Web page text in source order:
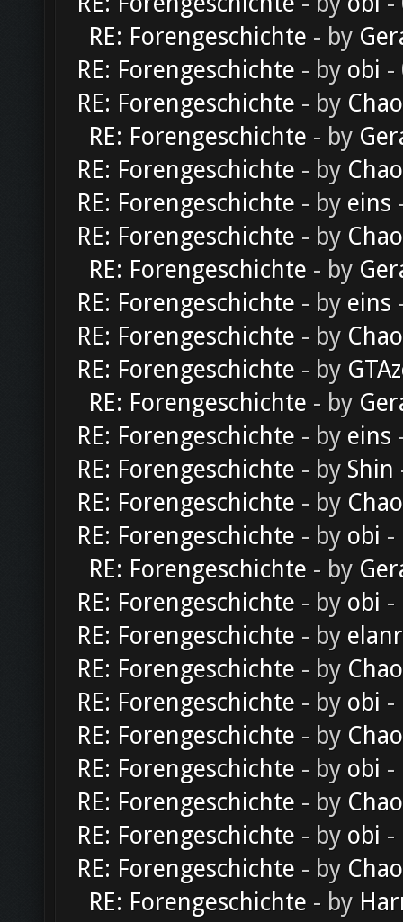
RE: Forengeschichte - by
RE: Forengeschichte - by obi -
RE: Forengeschichte - by
RE: Forengeschichte - by
RE: Forengeschichte - by
RE: Forengeschichte - by eins
RE: Forengeschichte - by
RE: Forengeschichte - by
RE: Forengeschichte - by eins
RE: Forengeschichte - by
RE: Forengeschichte - by
RE: Forengeschichte - by
RE: Forengeschichte - by eins
RE: Forengeschichte - by Shin
RE: Forengeschichte - by
RE: Forengeschichte - by obi -
RE: Forengeschichte - by
RE: Forengeschichte - by obi -
RE: Forengeschichte - by
RE: Forengeschichte - by
RE: Forengeschichte - by obi -
RE: Forengeschichte - by
RE: Forengeschichte - by obi -
RE: Forengeschichte - by
RE: Forengeschichte - by obi -
RE: Forengeschichte - by
RE: Forengeschichte - by